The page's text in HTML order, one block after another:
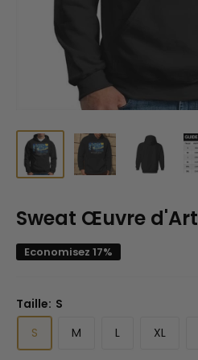
Sweat Œuvre d'Art
Economisez 17%
Taille: S
S
M L XL